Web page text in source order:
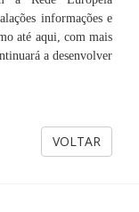
informações e
até aqui, com mais
a desenvolver
VOLTAR